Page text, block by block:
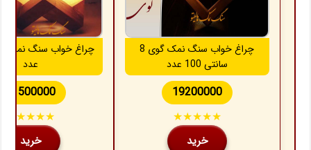
چراغ خواب سنگ نمک گوی 8
سانتی 100 عدد
19200000
★★★★★
خرید
عدد
11500000
★★★★★
خرید